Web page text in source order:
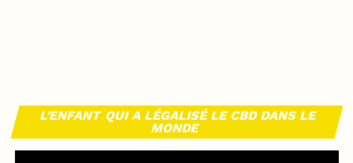
L’ENFANT QUI A LÉGALISÉ LE CBD DANS LE
MONDE